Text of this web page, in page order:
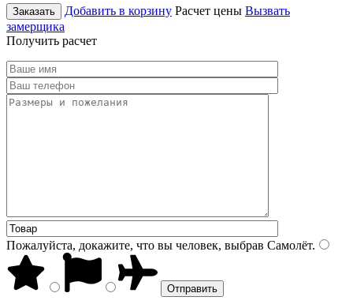
Заказать Добавить в корзину Расчет цены Вызвать
замерщика
Получить расчет
Пожалуйста, докажите, что вы человек, выбрав Самолёт.